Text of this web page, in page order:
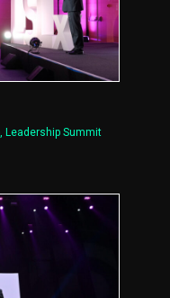
,Leadership Summit